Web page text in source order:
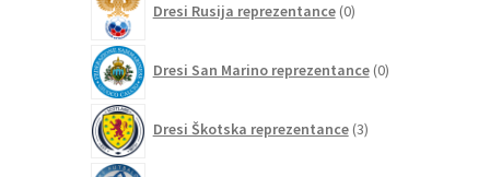
Dresi Rusija reprezentance 0izdelkov
Dresi San Marino reprezentance 0izdelkov
Dresi Škotska reprezentance 3izdelki